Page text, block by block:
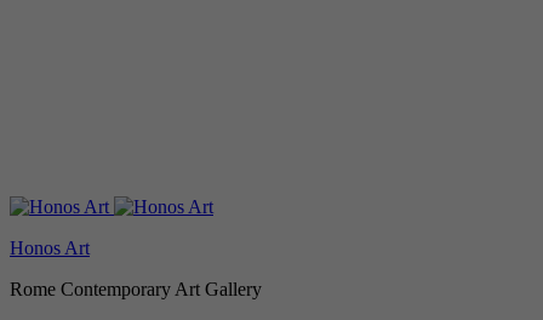
Honos Art
Rome Contemporary Art Gallery